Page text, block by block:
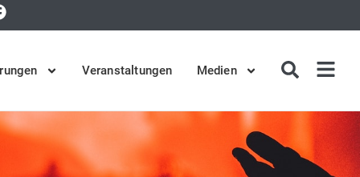
Veranstaltungen Medien